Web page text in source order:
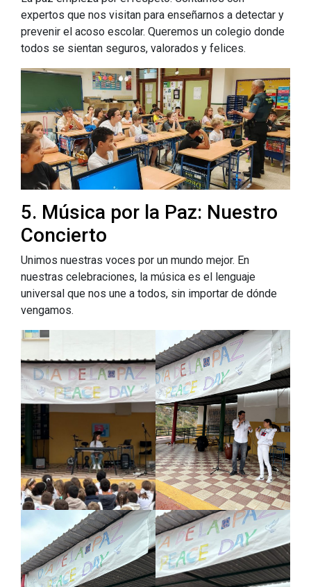
expertos que nos visitan para enseñarnos a detectar y
prevenir el acoso escolar. Queremos un colegio donde
todos se sientan seguros, valorados y felices.
5. Música por la Paz: Nuestro
Concierto
Unimos nuestras voces por un mundo mejor. En
nuestras celebraciones, la música es el lenguaje
universal que nos une a todos, sin importar de dónde
vengamos.